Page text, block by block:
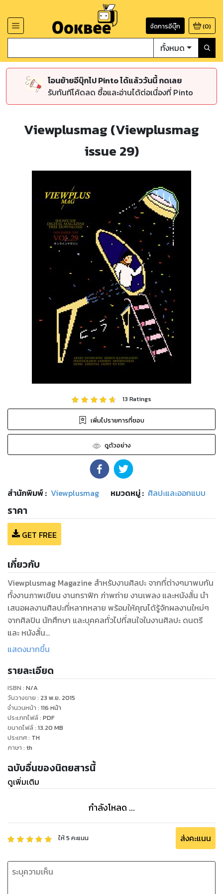
จัดการอีบุ๊ก (0)
ทั้งหมด
โอนย้ายอีบุ๊กไป Pinto ได้แล้ววันนี้ กดเลย
รับทันทีโค้ดลด ซื้อและอ่านได้ต่อเนื่องที่ Pinto
Viewplusmag (Viewplusmag
issue 29)
13 Ratings
เพิ่มไปรายการที่ชอบ
ดูตัวอย่าง
สำนักพิมพ์: Viewplusmag หมวดหมู่: ศิลปะและออกแบบ
ราคา
GET FREE
เกี่ยวกับ
Viewplusmag Magazine สำหรับงานศิลปะ จากที่ต่างๆมาพบกัน
ทั้งงานภาพเขียน งานกราฟิก ภ่าพถ่าย งานเพลง และหนังสั้น นำ
เสนอผลงานศิลปะที่หลากหลาย พร้อมให้คุณได้รู้จักผลงานใหม่ๆ
จากศิลปิน นักศึกษา และบุคคลทั่วไปที่สนใจในงานศิลปะ ดนตรี
และ หนังสั้น
Showcase Digital Magazine / Artist Interviews Design
Lifestyle
www.facebook.com/viewplusmag
แสดงมากขึ้น
รายละเอียด
ISBN : N/A
วันวางขาย : 23 พ.ย. 2015
จำนวนหน้า : 116 หน้า
ประเภทไฟล์: PDF
ขนาดไฟล์: 13.20 MB
ประเทศ: TH
ภาษา : th
ฉบับอื่นของนิตยสารนี้
ดูเพิ่มเติม
กำลังโหลด ...
ให้5 คะแนน ส่งคะแนน